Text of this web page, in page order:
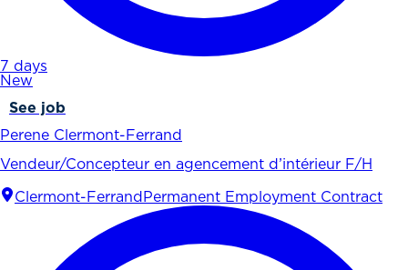
7 days
New
See job
Perene Clermont-Ferrand
Vendeur/Concepteur en agencement d’intérieur F/H
Clermont-Ferrand Permanent Employment Contract